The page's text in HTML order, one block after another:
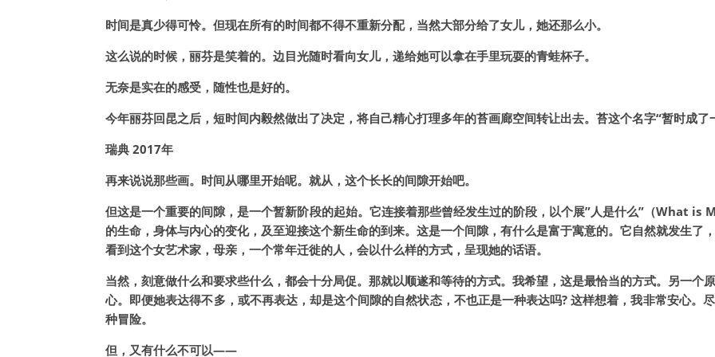
时间是真少得可怜。但现在所有的时间都不得不重新分配，当然大部分给了女儿，她还那么小。
这么说的时候，丽芬是笑着的。边目光随时看向女儿，递给她可以拿在手里玩耍的青蛙杯子。
无奈是实在的感受，随性也是好的。
今年丽芬回昆之后，短时间内毅然做出了决定，将自己精心打理多年的苔画廊空间转让出去。苔这个名字“暂时成了
瑞典 2017年
再来说说那些画。时间从哪里开始呢。就从，这个长长的间隙开始吧。
但这是一个重要的间隙，是一个暂新阶段的起始。它连接着那些曾经发生过的阶段，以个展”人是什么”（What
的生命，身体与内心的变化，及至迎接这个新生命的到来。这是一个间隙，有什么是富于寓意的。它自然就发生了
看到这个女艺术家，母亲，一个常年迁徙的人，会以什么样的方式，呈现她的话语。
当然，刻意做什么和要求些什么，都会十分局促。那就以顺遂和等待的方式。我希望，这是最恰当的方式。另一个
心。即便她表达得不多，或不再表达，却是这个间隙的自然状态，不也正是一种表达吗? 这样想着，我非常安心。
种冒险。
但，又有什么不可以——